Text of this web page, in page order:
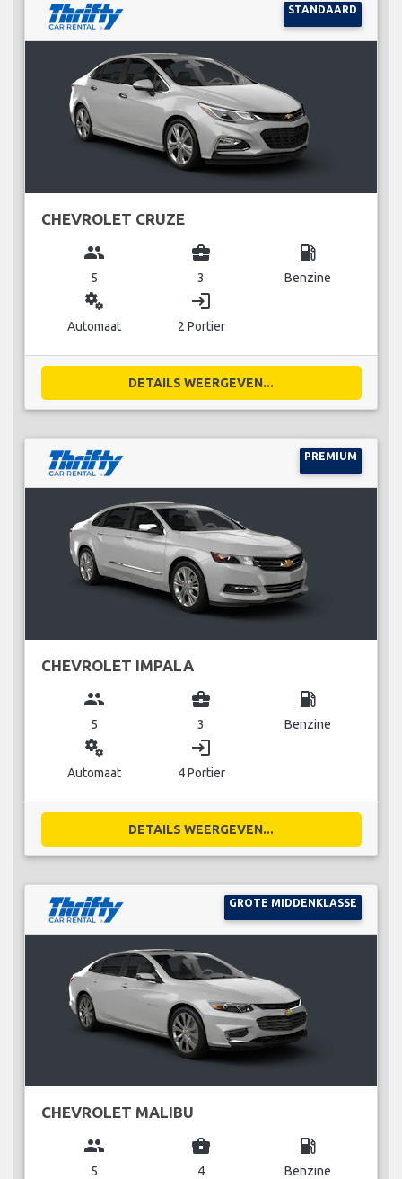
STANDAARD
CHEVROLET CRUZE
group
5
business_center
3
local_gas_station
Benzine
miscellaneous_services
Automaat
login
2 Portier
DETAILS WEERGEVEN...
PREMIUM
CHEVROLET IMPALA
group
5
business_center
3
local_gas_station
Benzine
miscellaneous_services
Automaat
login
4 Portier
DETAILS WEERGEVEN...
GROTE MIDDENKLASSE
CHEVROLET MALIBU
group
5
business_center
4
local_gas_station
Benzine